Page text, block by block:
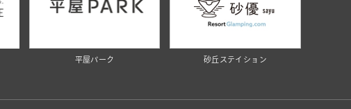
平屋パーク 砂丘ステイション